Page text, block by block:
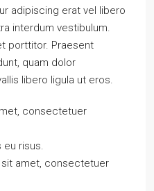
adipiscing erat vel libero
interdum vestibulum.
porttitor. Praesent
quam dolor
libero ligula ut eros.
consectetuer
eu risus.
amet, consectetuer